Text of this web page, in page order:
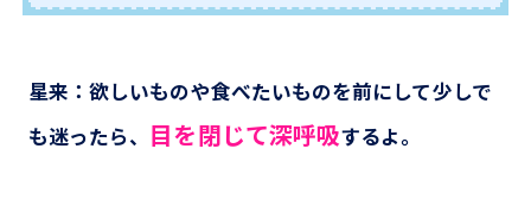
星来：欲しいものや食べたいものを前にして少しで
も迷ったら、 目を閉じて深呼吸するよ。